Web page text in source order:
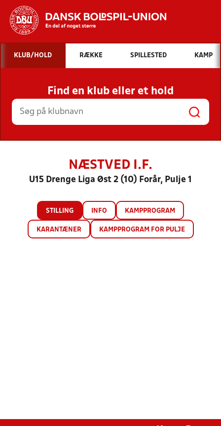
Hvad vil du søge efter?
INDHOLD OG NYHEDER
STILLINGER, RESULTATER, KLUBBER OG
HOLD
KLUB/HOLD RÆKKE SPILLESTED KAMP
Find en klub eller et hold
NÆSTVED I.F.
U15 Drenge Liga Øst 2 (10) Forår, Pulje 1
STILLING INFO KAMPPROGRAM
KARANTÆNER KAMPPROGRAM FOR PULJE